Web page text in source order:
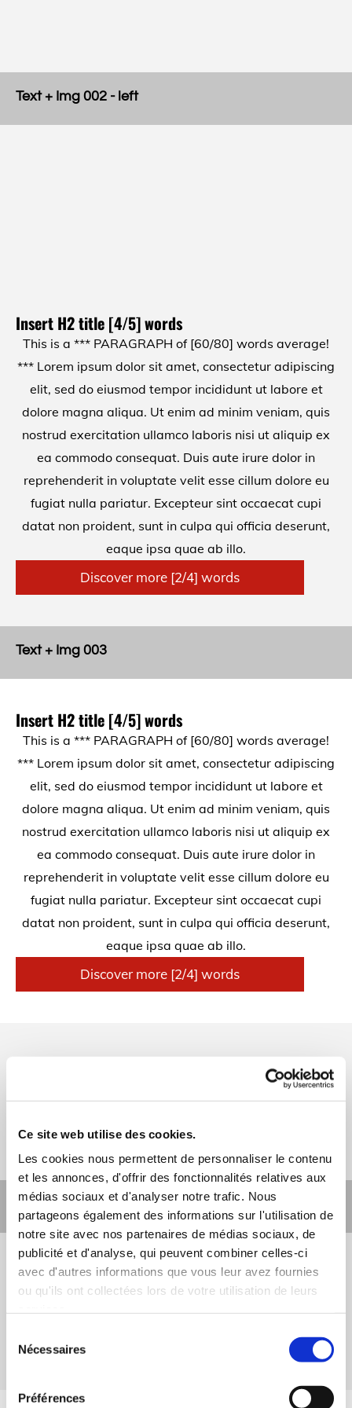
Ce site web utilise des cookies.
Les cookies nous permettent de personnaliser le contenu
et les annonces, d'offrir des fonctionnalités relatives aux
médias sociaux et d'analyser notre trafic. Nous
partageons également des informations sur l'utilisation de
notre site avec nos partenaires de médias sociaux, de
publicité et d'analyse, qui peuvent combiner celles-ci
avec d'autres informations que vous leur avez fournies
ou qu'ils ont collectées lors de votre utilisation de leurs
Nécessaires
Préférences
Text + Img 002 - left
Insert H2 title [4/5] words
This is a *** PARAGRAPH of [60/80] words average!
*** Lorem ipsum dolor sit amet, consectetur adipiscing
elit, sed do eiusmod tempor incididunt ut labore et
dolore magna aliqua. Ut enim ad minim veniam, quis
nostrud exercitation ullamco laboris nisi ut aliquip ex
ea commodo consequat. Duis aute irure dolor in
reprehenderit in voluptate velit esse cillum dolore eu
fugiat nulla pariatur. Excepteur sint occaecat cupi
datat non proident, sunt in culpa qui officia deserunt,
eaque ipsa quae ab illo.
Discover more [2/4] words
Text + Img 003
Insert H2 title [4/5] words
This is a *** PARAGRAPH of [60/80] words average!
*** Lorem ipsum dolor sit amet, consectetur adipiscing
elit, sed do eiusmod tempor incididunt ut labore et
dolore magna aliqua. Ut enim ad minim veniam, quis
nostrud exercitation ullamco laboris nisi ut aliquip ex
ea commodo consequat. Duis aute irure dolor in
reprehenderit in voluptate velit esse cillum dolore eu
fugiat nulla pariatur. Excepteur sint occaecat cupi
datat non proident, sunt in culpa qui officia deserunt,
eaque ipsa quae ab illo.
Discover more [2/4] words
Text + Img 003 - left